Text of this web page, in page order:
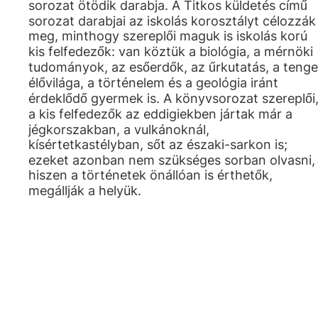
sorozat ötödik darabja. A Titkos küldetés című
sorozat darabjai az iskolás korosztályt célozzák
meg, minthogy szereplői maguk is iskolás korú
kis felfedezők: van köztük a biológia, a mérnöki
tudományok, az esőerdők, az űrkutatás, a
élővilága, a történelem és a geológia iránt
érdeklődő gyermek is. A könyvsorozat szereplői,
a kis felfedezők az eddigiekben jártak már a
jégkorszakban, a vulkánoknál,
kísértetkastélyban, sőt az északi-sarkon is;
ezeket azonban nem szükséges sorban olvasni,
hiszen a történetek önállóan is érthetők,
megállják a helyük.